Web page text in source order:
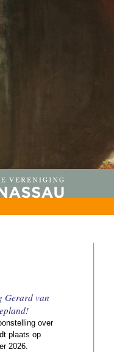
Gerard van
over
plaats op
2026.